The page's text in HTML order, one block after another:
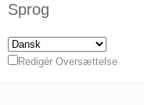
Sprog
Redigér Oversættelse